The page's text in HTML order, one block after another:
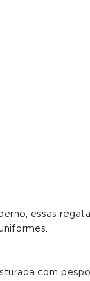
essas
com